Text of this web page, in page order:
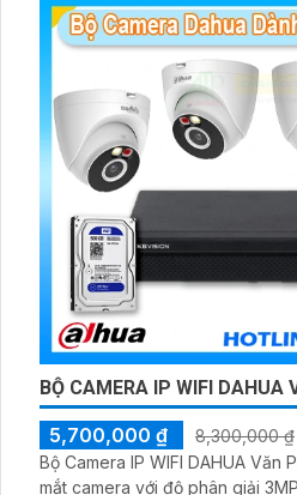
BỘ CAMERA IP WIFI DAHUA
5,700,000 ₫
8,300,000 ₫
Bộ Camera IP WIFI DAHUA Văn
mắt camera với độ phân giải